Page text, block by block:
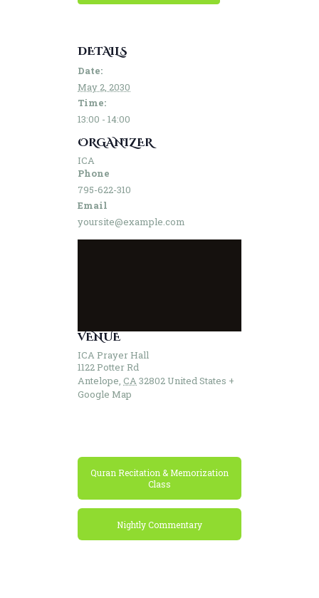
DETAILS
Date:
May 2, 2030
Time:
13:00 - 14:00
ORGANIZER
ICA
Phone
795-622-310
Email
yoursite@example.com
VENUE
ICA Prayer Hall
1122 Potter Rd
Antelope, CA32802United States +
Google Map
Quran Recitation & Memorization
Class
Nightly Commentary